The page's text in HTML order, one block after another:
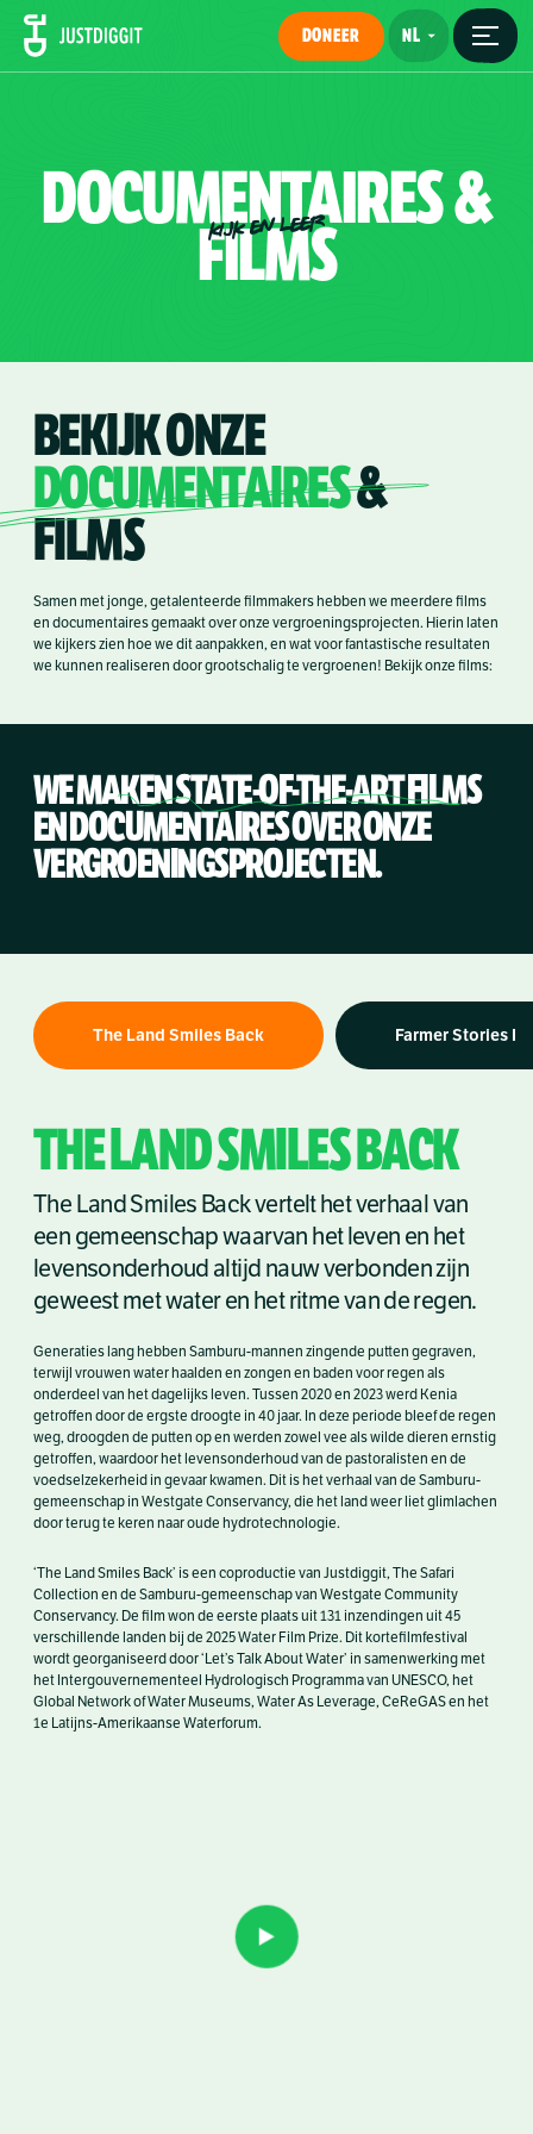
DONEER
DOCUMENTAIRES&
FILMS
KIJK EN LEER
BEKIJK ONZE
DOCUMENTAIRES&
FILMS
Samen met jonge, getalenteerde filmmakers hebben we meerdere films
en documentaires gemaakt over onze vergroeningsprojecten. Hierin laten
we kijkers zien hoe we dit aanpakken, en wat voor fantastische resultaten
we kunnen realiseren door grootschalig te vergroenen! Bekijk onze films:
WE MAKENSTATE-OF-THE-ARTFILMS
EN DOCUMENTAIRES OVER ONZE
VERGROENINGSPROJECTEN.
The Land Smiles Back Farmer Stories I
THE LAND SMILES BACK
The Land Smiles Back vertelt het verhaal van
een gemeenschap waarvan het leven en het
levensonderhoud altijd nauw verbonden zijn
geweest met water en het ritme van de regen.
Generaties lang hebben Samburu-mannen zingende putten gegraven,
terwijl vrouwen water haalden en zongen en baden voor regen als
onderdeel van het dagelijks leven. Tussen 2020 en 2023 werd Kenia
getroffen door de ergste droogte in 40 jaar. In deze periode bleef de regen
weg, droogden de putten op en werden zowel vee als wilde dieren ernstig
getroffen, waardoor het levensonderhoud van de pastoralisten en de
voedselzekerheid in gevaar kwamen. Dit is het verhaal van de Samburu-
gemeenschap in Westgate Conservancy, die het land weer liet glimlachen
door terug te keren naar oude hydrotechnologie.
‘The Land Smiles Back’ is een coproductie van Justdiggit, The Safari
Collection en de Samburu-gemeenschap van Westgate Community
Conservancy. De film won de eerste plaats uit 131 inzendingen uit 45
verschillende landen bij de 2025 Water Film Prize. Dit kortefilmfestival
wordt georganiseerd door ‘Let’s Talk About Water’ in samenwerking met
het Intergouvernementeel Hydrologisch Programma van UNESCO, het
Global Network of Water Museums, Water As Leverage, CeReGAS en het
1e Latijns-Amerikaanse Waterforum.